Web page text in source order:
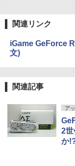
関連リンク
iGame GeForce
文)
関連記事
ア
2世
か